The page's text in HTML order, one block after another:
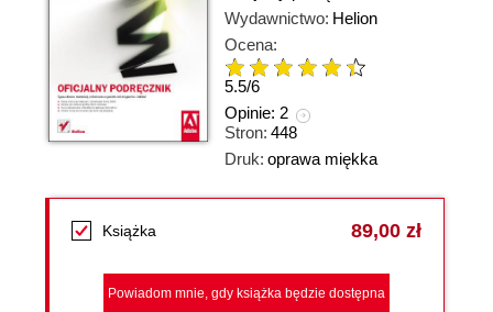
Wydawnictwo: Helion
Ocena:
5.5/6
Opinie: 2
Stron: 448
Druk: oprawa miękka
Książka 89,00 zł
Powiadom mnie, gdy książka będzie dostępna